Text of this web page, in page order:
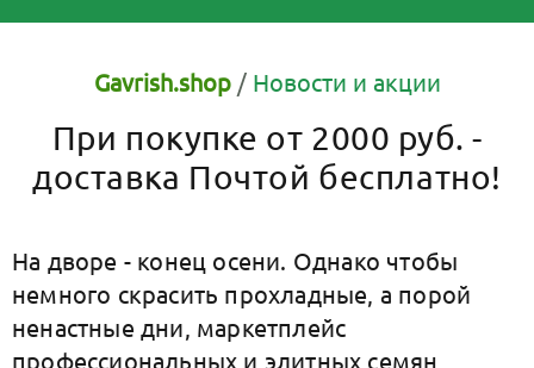
Gavrish.shop/ Новости и акции
При покупке от 2000 руб. -
доставка Почтой бесплатно!
На дворе - конец осени. Однако чтобы
немного скрасить прохладные, а порой
ненастные дни, маркетплейс
профессиональных и элитных семян